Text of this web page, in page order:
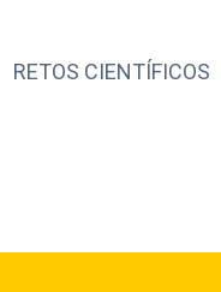
RETOS CIENTÍFICOS